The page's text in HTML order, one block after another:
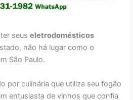
seuseletrodomésticos
não há lugar como o
São Paulo.
por culinária que utiliza seu fogão
entusiasta de vinhos que confia